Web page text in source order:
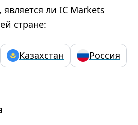
ли IC Markets
стране:
Казахстан
Россия